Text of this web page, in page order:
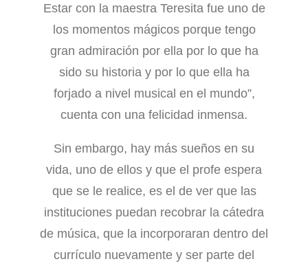
Estar con la maestra Teresita fue uno de
los momentos mágicos porque tengo
gran admiración por ella por lo que ha
sido su historia y por lo que ella ha
forjado a nivel musical en el mundo”,
cuenta con una felicidad inmensa.
Sin embargo, hay más sueños en su
vida, uno de ellos y que el profe espera
que se le realice, es el de ver que las
instituciones puedan recobrar la cátedra
de música, que la incorporaran dentro del
currículo nuevamente y ser parte del